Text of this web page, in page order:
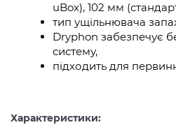
uBox), 102 мм
тип ущільнювача
Dryphon забезпечує
систему,
підходить для
Характеристики: